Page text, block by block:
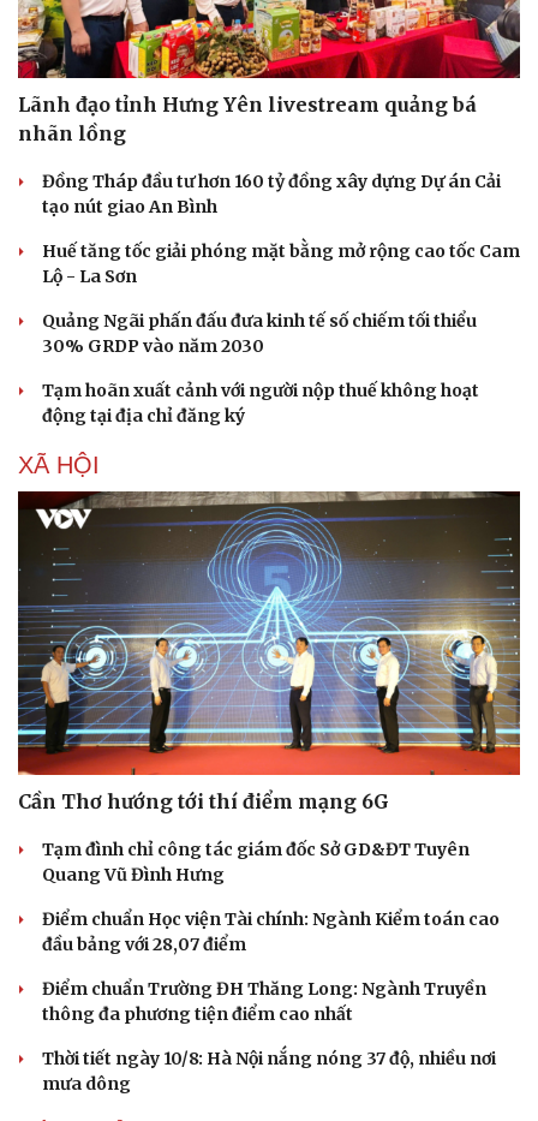
Tư vấn
Săn Tour
Câu chuyện thời sự
Đọc truyện đêm khuya
Kể chuyện cho bé
Lãnh đạo tỉnh Hưng Yên livestream quảng bá
nhãn lồng
Đồng Tháp đầu tư hơn 160 tỷ đồng xây dựng Dự án Cải
tạo nút giao An Bình
Huế tăng tốc giải phóng mặt bằng mở rộng cao tốc Cam
Lộ - La Sơn
Quảng Ngãi phấn đấu đưa kinh tế số chiếm tối thiểu
30% GRDP vào năm 2030
Tạm hoãn xuất cảnh với người nộp thuế không hoạt
động tại địa chỉ đăng ký
XÃ HỘI
Cần Thơ hướng tới thí điểm mạng 6G
Tạm đình chỉ công tác giám đốc Sở GD&ĐT Tuyên
Quang Vũ Đình Hưng
Điểm chuẩn Học viện Tài chính: Ngành Kiểm toán cao
đầu bảng với 28,07 điểm
Điểm chuẩn Trường ĐH Thăng Long: Ngành Truyền
thông đa phương tiện điểm cao nhất
Thời tiết ngày 10/8: Hà Nội nắng nóng 37 độ, nhiều nơi
mưa dông